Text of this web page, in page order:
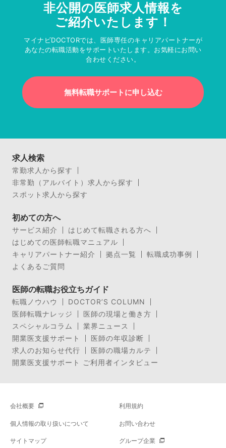
非公開の医師求人情報を
ご紹介いたします！
マイナビDOCTORでは、医師専任のキャリアパートナーが
あなたの転職活動をサポートいたします。お気軽にお問い
合わせください。
無料転職サポートに申し込む
求人検索
常勤求人から探す
非常勤（アルバイト）求人から探す
スポット求人から探す
初めての方へ
サービス紹介
はじめて転職される方へ
はじめての医師転職マニュアル
キャリアパートナー紹介
拠点一覧
転職成功事例
よくあるご質問
医師の転職お役立ちガイド
転職ノウハウ
DOCTOR’S COLUMN
医師転職ナレッジ
医師の現場と働き方
スペシャルコラム
業界ニュース
開業医支援サポート
医師の年収診断
求人のお知らせ代行
医師の職場カルテ
開業医支援サポート ご利用者インタビュー
会社概要 利用規約
個人情報の取り扱いについて お問い合わせ
サイトマップ グループ企業